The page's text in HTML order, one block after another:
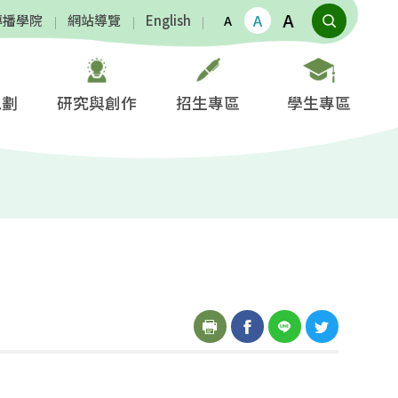
學院 網站導覽 English A A A
研究與創作 招生專區 學生專區